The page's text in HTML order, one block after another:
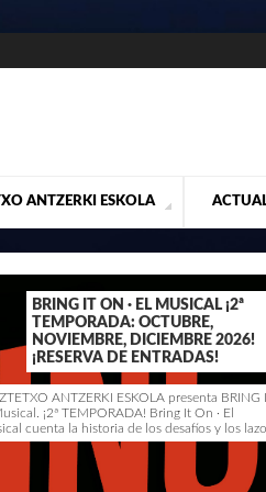
CONTACTO
ANTZERKI ESKOLA
MUSICALES
BRING IT ON · EL MUSICAL ¡2ª
TEMPORADA: OCTUBRE,
NOVIEMBRE, DICIEMBRE 2026!
¡RESERVA DE ENTRADAS!
ANTZERKI ESKOLA presenta BRING
¡2ª TEMPORADA! Bring It On · El
cuenta la historia de los desafíos y los